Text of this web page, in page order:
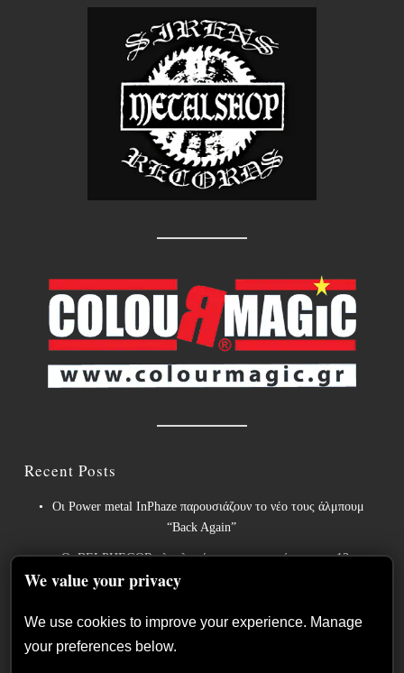
Recent Posts
Οι Power metal InPhaze παρουσιάζουν το νέο τους άλμπουμ
“Back Again”
Οι BELPHEGOR ολοκληρώνουν τις εργασίες για το 13ο
στούντιο άλμπουμ τους, το οποίο θα κυκλοφορήσει το 2027.
επανηχογραφημένη εκδοχή του «Save Us».
We value your privacy
We use cookies to improve your experience. Manage
your preferences below.